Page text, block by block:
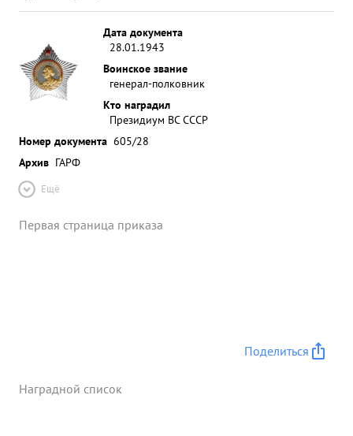
Дата документа
28.01.1943
Воинское звание
генерал-полковник
Кто наградил
Президиум ВС СССР
Номер документа 605/28
Архив ГАРФ
Ещё
Первая страница приказа
Поделиться
Наградной список